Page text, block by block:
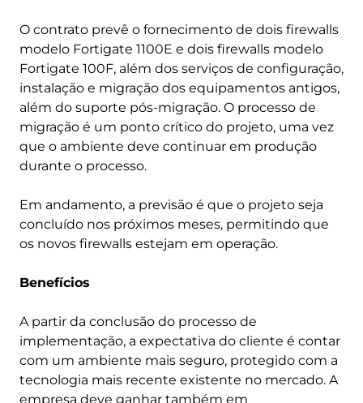
O contrato prevê o fornecimento de dois firewalls
modelo Fortigate 1100E e dois firewalls modelo
Fortigate 100F, além dos serviços de configuração,
instalação e migração dos equipamentos antigos,
além do suporte pós-migração. O processo de
migração é um ponto crítico do projeto, uma vez
que o ambiente deve continuar em produção
durante o processo.
Em andamento, a previsão é que o projeto seja
concluído nos próximos meses, permitindo que
os novos firewalls estejam em operação.
Benefícios
A partir da conclusão do processo de
implementação, a expectativa do cliente é contar
com um ambiente mais seguro, protegido com a
tecnologia mais recente existente no mercado. A
empresa deve ganhar também em